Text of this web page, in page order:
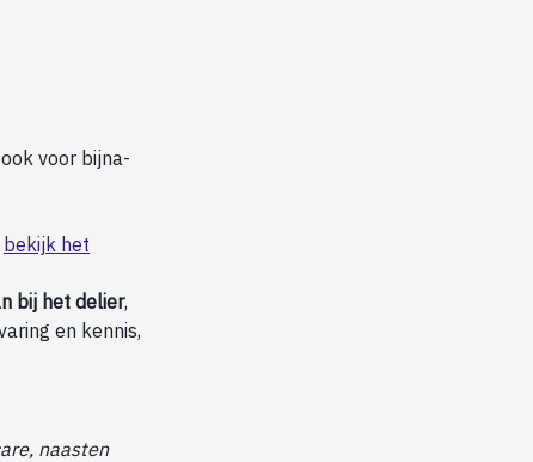
voor bijna-
bekijk het
bij het delier,
en kennis,
naasten